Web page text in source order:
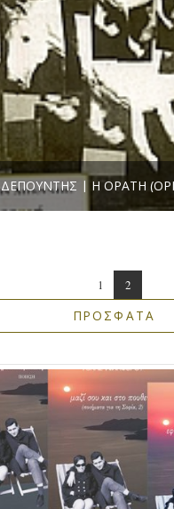
| Η ΟΡΑΤΉ
1 2
ΠΡΟΣΦΑΤΑ